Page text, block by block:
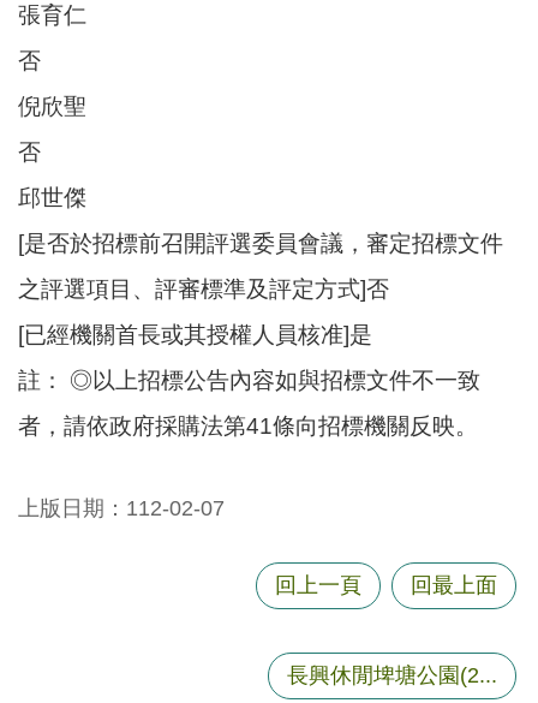
張育仁
否
倪欣聖
否
邱世傑
[是否於招標前召開評選委員會議，審定招標文件
之評選項目、評審標準及評定方式]否
[已經機關首長或其授權人員核准]是
註： ◎以上招標公告內容如與招標文件不一致
者，請依政府採購法第41條向招標機關反映。
上版日期：112-02-07
回上一頁 回最上面
長興休閒埤塘公園(2...